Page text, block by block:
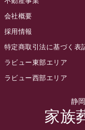
2022年5月
2022年4月
静
家族
会社概要
採用情報
特定商取引法に基づく表
ラビュー東部エリア
ラビュー西部エリア